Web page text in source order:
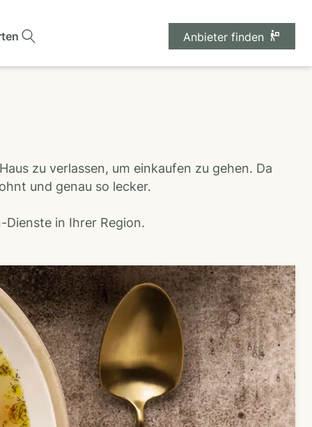
Anbieter finden
zu verlassen, um einkaufen zu gehen. Da
und genau so lecker.
Dienste in Ihrer Region.